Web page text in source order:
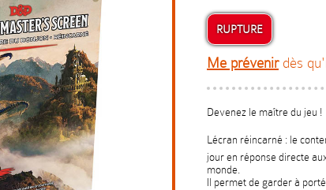
RUPTURE
Me prévenirdès
Devenez le maître du jeu !
Lécran réincarné : le
jour en réponse directe
monde.
Il permet de garder à